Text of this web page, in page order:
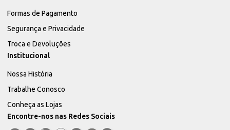
Formas de Pagamento
Segurança e Privacidade
Troca e Devoluções
Institucional
Nossa História
Trabalhe Conosco
Conheça as Lojas
Encontre-nos nas Redes Sociais